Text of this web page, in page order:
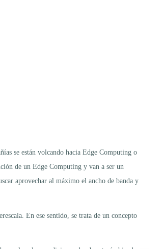
se están volcando hacia Edge Computing o
de un Edge Computing y van a ser un
aprovechar al máximo el ancho de banda y
En ese sentido, se trata de un concepto